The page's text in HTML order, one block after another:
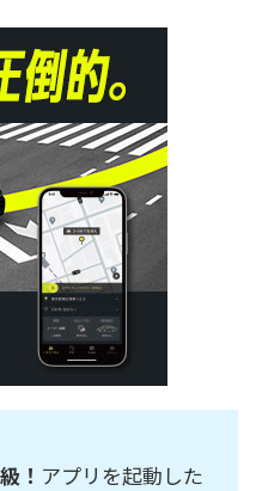
！ アプリを起動した